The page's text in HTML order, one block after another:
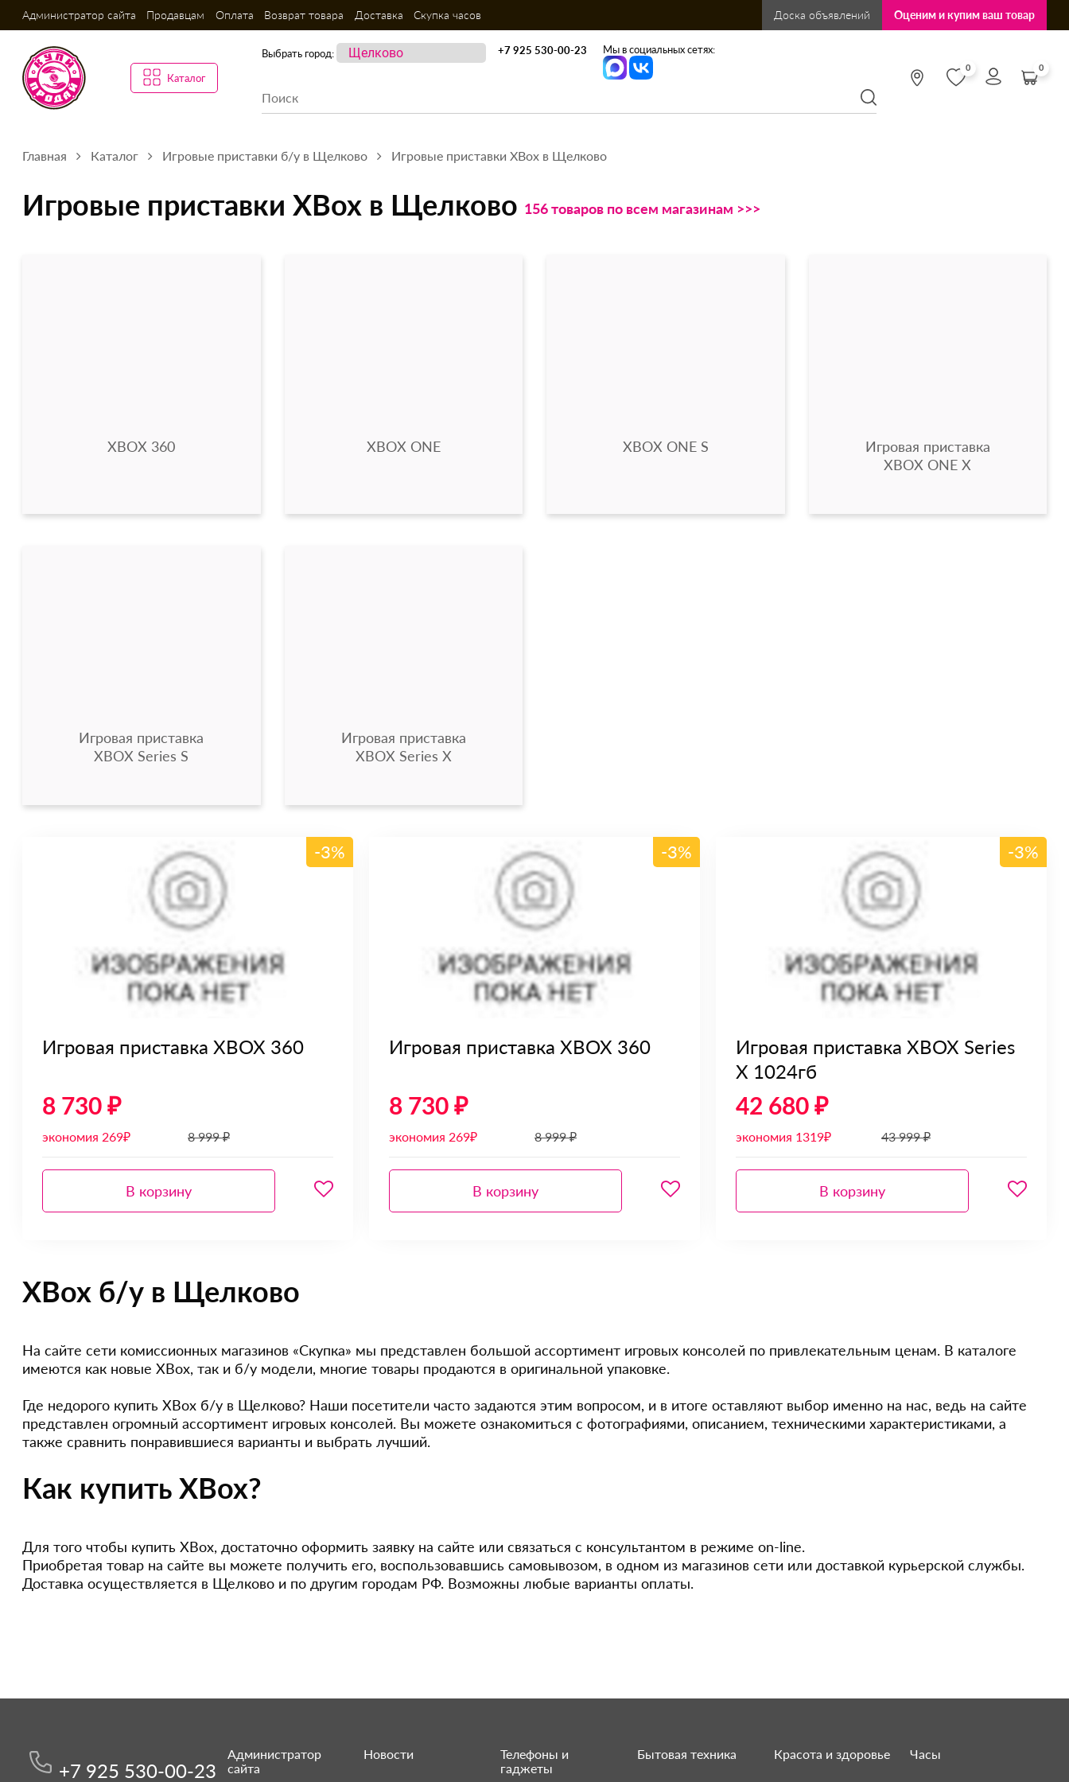
Администратор сайта Продавцам Оплата Возврат товара Доставка Скупка часов Доска объявлений Оценим и купим ваш товар
Каталог
Выбрать город: +7 925 530-00-23 Мы в социальных сетях:
0 0
Главная Каталог Игровые приставки б/у в Щелково Игровые приставки XBox в Щелково
Игровые приставки XBox в Щелково 156 товаров по всем магазинам >>>
XBOX 360 XBOX ONE XBOX ONE S
Игровая приставка
XBOX ONE X
Игровая приставка
XBOX Series S
Игровая приставка
XBOX Series X
-3%
Игровая приставка XBOX 360
8 730 ₽
экономия 269₽ 8 999 ₽
В корзину
-3%
Игровая приставка XBOX 360
8 730 ₽
экономия 269₽ 8 999 ₽
В корзину
-3%
Игровая приставка XBOX Series
X 1024гб
42 680 ₽
экономия 1319₽ 43 999 ₽
В корзину
XBox б/у в Щелково
На сайте сети комиссионных магазинов «Скупка» мы представлен большой ассортимент игровых консолей по привлекательным ценам. В каталоге
имеются как новые XBox, так и б/у модели, многие товары продаются в оригинальной упаковке.
Где недорого купить XBox б/у в Щелково? Наши посетители часто задаются этим вопросом, и в итоге оставляют выбор именно на нас, ведь на сайте
представлен огромный ассортимент игровых консолей. Вы можете ознакомиться с фотографиями, описанием, техническими характеристиками, а
также сравнить понравившиеся варианты и выбрать лучший.
Как купить XBox?
Для того чтобы купить XBox, достаточно оформить заявку на сайте или связаться с консультантом в режиме on-line.
Приобретая товар на сайте вы можете получить его, воспользовавшись самовывозом, в одном из магазинов сети или доставкой курьерской службы.
Доставка осуществляется в Щелково и по другим городам РФ. Возможны любые варианты оплаты.
+7 925 530-00-23
Администратор
сайта
Новости
Телефоны и
гаджеты
Бытовая техника Красота и здоровье Часы